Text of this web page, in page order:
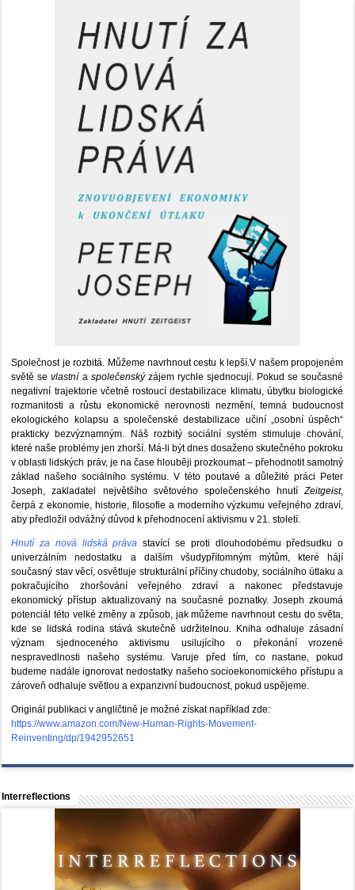
Společnost je rozbitá. Můžeme navrhnout cestu k lepší.V našem propojeném
světě sevlastní a společenskýzájem rychle sjednocují. Pokud se současné
negativní trajektorie včetně rostoucí destabilizace klimatu, úbytku biologické
rozmanitosti a růstu ekonomické nerovnosti nezmění, temná budoucnost
ekologického kolapsu a společenské destabilizace učiní „osobní úspěch“
prakticky bezvýznamným. Náš rozbitý sociální systém stimuluje chování,
které naše problémy jen zhorší. Má-li být dnes dosaženo skutečného pokroku
v oblasti lidských práv, je na čase hlouběji prozkoumat – přehodnotit samotný
základ našeho sociálního systému. V této poutavé a důležité práci Peter
Joseph, zakladatel největšího světového společenského hnutíZeitgeist,
čerpá z ekonomie, historie, filosofie a moderního výzkumu veřejného zdraví,
aby předložil odvážný důvod k přehodnocení aktivismu v 21. století.
Hnutí za nová lidská práva stavící se proti dlouhodobému předsudku o
univerzálním nedostatku a dalším všudypřítomným mýtům, které hájí
současný stav věcí, osvětluje strukturální příčiny chudoby, sociálního útlaku a
pokračujícího zhoršování veřejného zdraví a nakonec představuje
ekonomický přístup aktualizovaný na současné poznatky. Joseph zkoumá
potenciál této velké změny a způsob, jak můžeme navrhnout cestu do světa,
kde se lidská rodina stává skutečně udržitelnou. Kniha odhaluje zásadní
význam sjednoceného aktivismu usilujícího o překonání vrozené
nespravedlnosti našeho systému. Varuje před tím, co nastane, pokud
budeme nadále ignorovat nedostatky našeho socioekonomického přístupu a
zároveň odhaluje světlou a expanzivní budoucnost, pokud uspějeme.
Originál publikaci v angličtině je možné získat například zde:
https://www.amazon.com/New-Human-Rights-Movement-
Reinventing/dp/1942952651
Interreflections